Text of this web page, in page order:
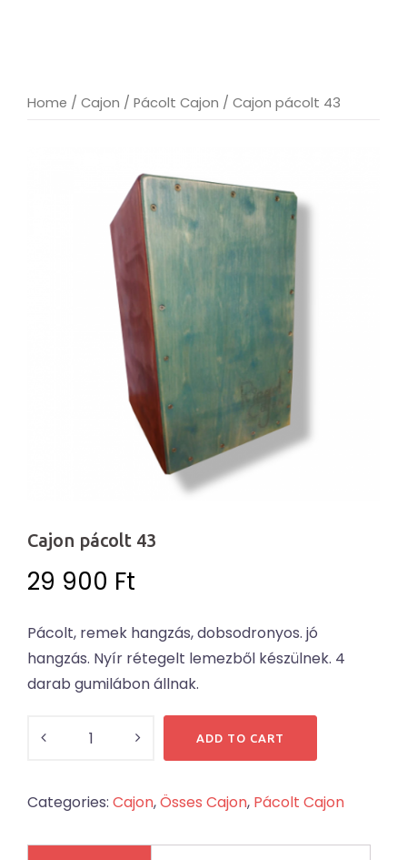
Home / Cajon / Pácolt Cajon / Cajon pácolt 43
Cajon pácolt 43
29 900 Ft
Pácolt, remek hangzás, dobsodronyos. jó
hangzás. Nyír rétegelt lemezből készülnek. 4
darab gumilábon állnak.
quantity
ADD TO CART
Categories: Cajon,Össes Cajon, Pácolt Cajon